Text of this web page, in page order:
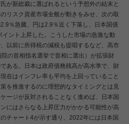
が新総裁に選ばれるという予想外の結末と
リスク資産市場全般が動きをみせ、次の取
％急騰、円は2.9％近く下落し、日本国債
ント上昇した。こうした市場の急激な動
以前に所得税の減税も提唱するなど、高市
の首相指名選挙で首相に選出）が拡張財
ある。日本は政府債務残高が高水準で、財
在はインフレ率も平均を上回っていること
を推進するのに理想的なタイミングとは見
ージが反対されることなく進めば、日本国
にはさらなる上昇圧力がかかる可能性が高
チャート4が示す通り、2022年には日本国